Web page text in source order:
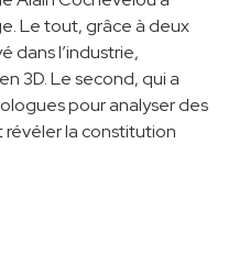
Le tout, grâce à deux
dans l’industrie,
3D. Le second, qui a
pour analyser des
la constitution